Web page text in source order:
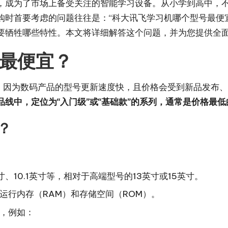
为了市场上备受关注的智能学习设备。从小学到高中
首要考虑的问题往往是：“科大讯飞学习机哪个型号最
牲哪些特性。本文将详细解答这个问题，并为您提供全
便宜？
为数码产品的型号更新速度快，且价格会受到新品发布
中，定位为“入门级”或“基础款”的系列，通常是价格最
10.1英寸等，相对于高端型号的13英寸或15英寸。
内存（RAM）和存储空间（ROM）。
例如：